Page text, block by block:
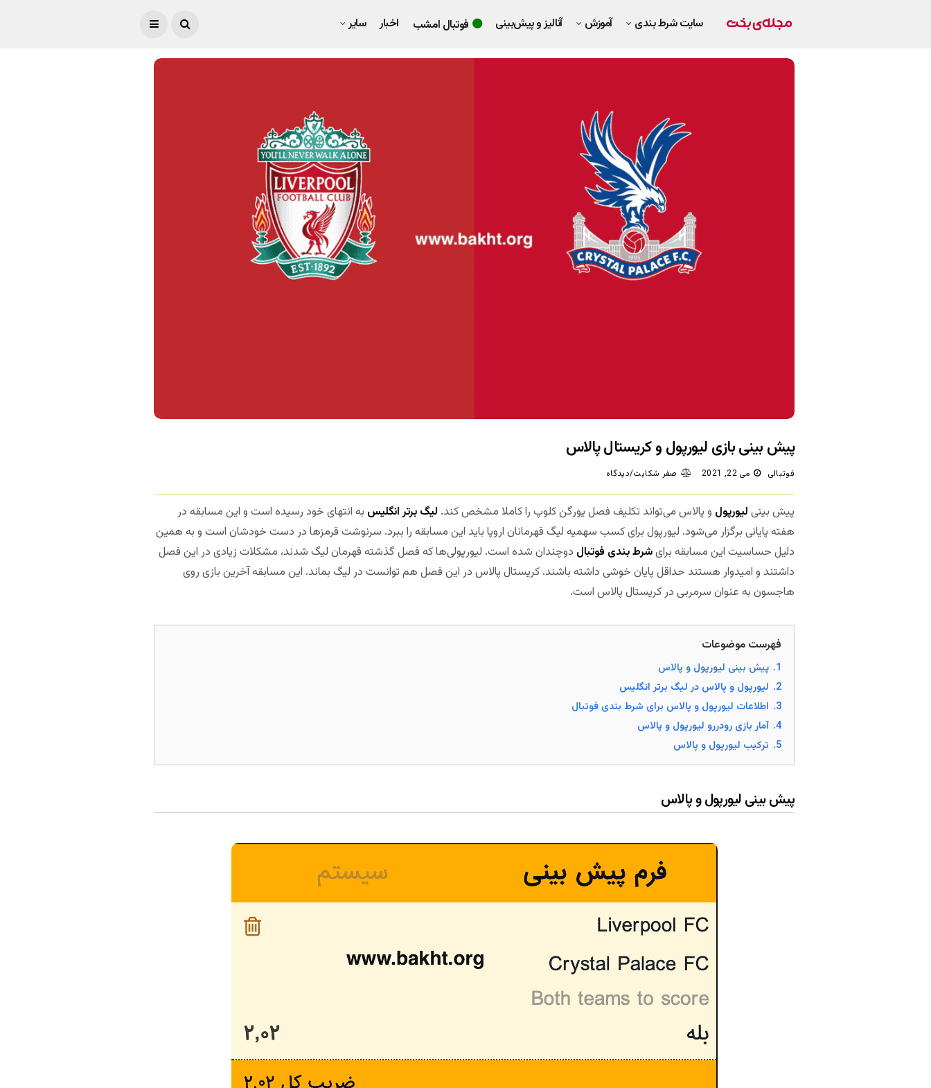
سایت شرط بندی آموزش آنالیز و پیش‌بینی فوتبال امشب اخبار سایر
پیش بینی بازی لیورپول و کریستال پالاس
فوتبالی می 22, 2021 صفر شکایت/دیدگاه
پیش بینی لیورپول و پالاس می‌تواند تکلیف فصل یورگن کلوپ را کاملا مشخص کند. لیگ برتر انگلیس به انتهای خود رسیده است و این مسابقه در
هفته پایانی برگزار می‌شود. لیورپول برای کسب سهمیه لیگ قهرمانان اروپا باید این مسابقه را ببرد. سرنوشت قرمزها در دست خودشان است و به همین
دلیل حساسیت این مسابقه برایشرط بندی فوتبال دوچندان شده است. لیورپولی‌ها که فصل گذشته قهرمان لیگ شدند، مشکلات زیادی در این فصل
داشتند و امیدوار هستند حداقل پایان خوشی داشته باشند. کریستال پالاس در این فصل هم توانست در لیگ بماند. این مسابقه آخرین بازی روی
هاجسون به عنوان سرمربی در کریستال پالاس است.
فهرست موضوعات
1. پیش بینی لیورپول و پالاس
2. لیورپول و پالاس در لیگ برتر انگلیس
3. اطلاعات لیورپول و پالاس برای شرط بندی فوتبال
4. آمار بازی رودررو لیورپول و پالاس
5. ترکیب لیورپول و پالاس
پیش بینی لیورپول و پالاس